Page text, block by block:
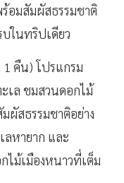
อมสัมผัสธรรมชาติ
ในทริปเดียว
คืน) โปรแกรม
เล ชมสวนดอกไม้
ผัสธรรมชาติอย่าง
ลหายาก และ
ไม้เมืองหนาวที่เต็ม